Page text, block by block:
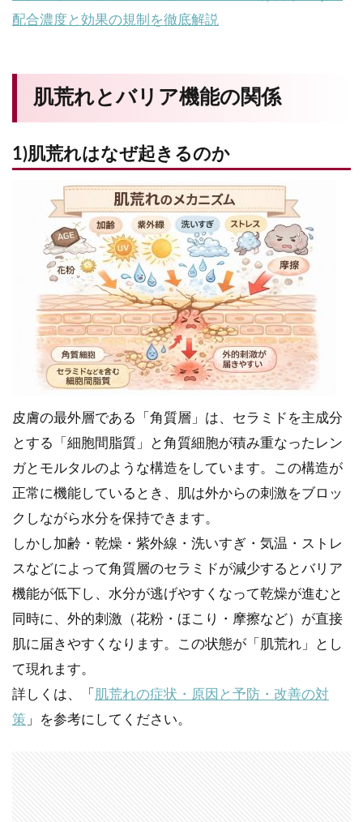
配合濃度と効果の規制を徹底解説
肌荒れとバリア機能の関係
1)肌荒れはなぜ起きるのか
皮膚の最外層である「角質層」は、セラミドを主成分
とする「細胞間脂質」と角質細胞が積み重なったレン
ガとモルタルのような構造をしています。この構造が
正常に機能しているとき、肌は外からの刺激をブロッ
クしながら水分を保持できます。
しかし加齢・乾燥・紫外線・洗いすぎ・気温・ストレ
スなどによって角質層のセラミドが減少するとバリア
機能が低下し、水分が逃げやすくなって乾燥が進むと
同時に、外的刺激（花粉・ほこり・摩擦など）が直接
肌に届きやすくなります。この状態が「肌荒れ」とし
て現れます。
詳しくは、「 肌荒れの症状・原因と予防・改善の対
策 」を参考にしてください。